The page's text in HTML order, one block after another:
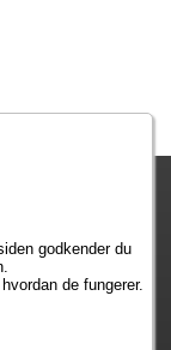
ved køb over
mandag!
Trustpilot
godkender du
de fungerer.